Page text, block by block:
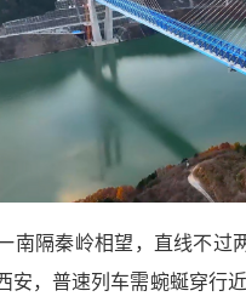
南隔秦岭相望，直线不过
安，普速列车需蜿蜒穿行